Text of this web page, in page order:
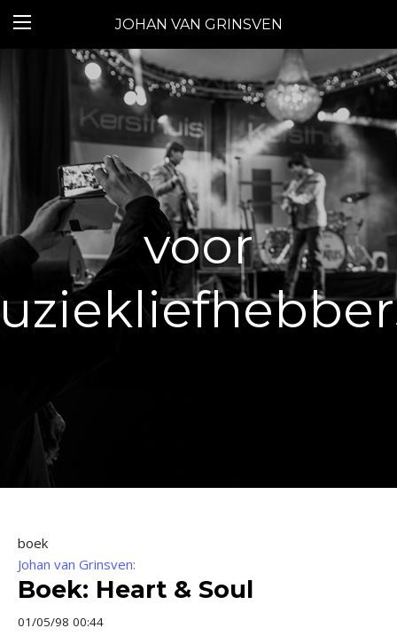
JOHAN VAN GRINSVEN
voor
boek
Johan van Grinsven:
Boek: Heart & Soul
01/05/98 00:44